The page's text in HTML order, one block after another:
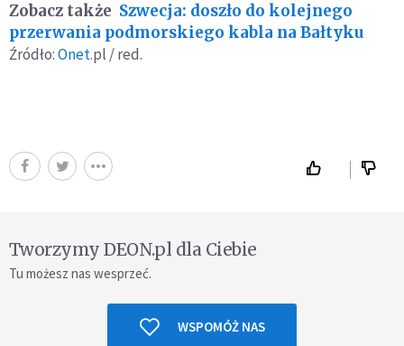
Zobacz także Szwecja: doszło do kolejnego
przerwania podmorskiego kabla na Bałtyku
Źródło:Onet.pl / red.
Tworzymy DEON.pl dla Ciebie
Tu możesz nas wesprzeć.
WSPOMÓŻ NAS